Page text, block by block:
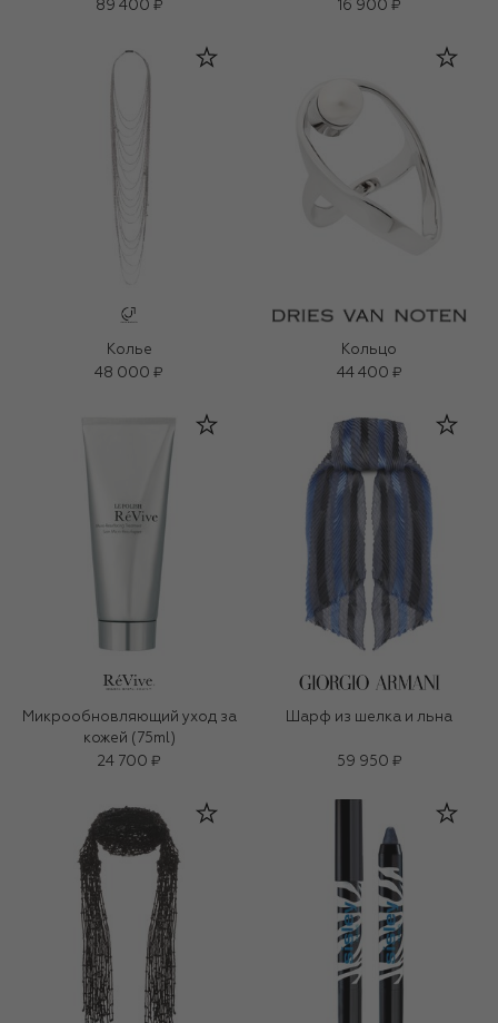
89 400 ₽ 16 900 ₽
Колье
48 000 ₽
Кольцо
44 400 ₽
Микрообновляющий уход за
кожей (75ml)
24 700 ₽
Шарф из шелка и льна
59 950 ₽